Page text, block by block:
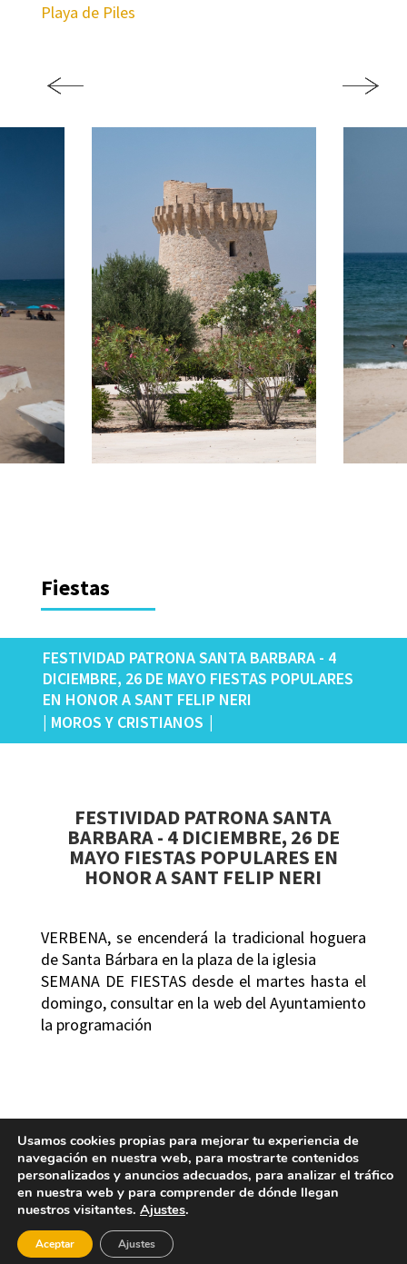
Playa de Piles
Fiestas
FESTIVIDAD PATRONA SANTA BARBARA - 4
DICIEMBRE, 26 DE MAYO FIESTAS POPULARES
EN HONOR A SANT FELIP NERI
| MOROS Y CRISTIANOS |
FESTIVIDAD PATRONA SANTA
BARBARA - 4 DICIEMBRE, 26 DE
MAYO FIESTAS POPULARES EN
HONOR A SANT FELIP NERI
VERBENA, se encenderá la tradicional hoguera
de Santa Bárbara en la plaza de la iglesia
SEMANA DE FIESTAS desde el martes hasta el
domingo, consultar en la web del Ayuntamiento
la programación
MOROS Y CRISTIANOS
Usamos cookies propias para mejorar tu experiencia de
navegación en nuestra web, para mostrarte contenidos
personalizados y anuncios adecuados, para analizar el tráfico
en nuestra web y para comprender de dónde llegan
nuestros visitantes. Ajustes.
Aceptar Ajustes